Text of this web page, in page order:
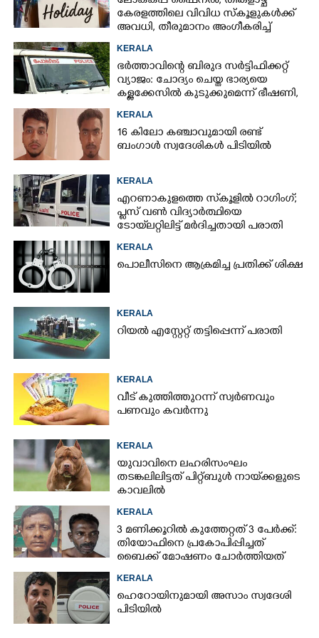
കേരളത്തിലെ വിവിധ സ്കൂളുകൾക്ക്
അവധി, തീരുമാനം അംഗീകരിച്ച്
രക്ഷിതാക്കൾ
KERALA
ഭർത്താവിന്റെ ബിരുദ സർട്ടിഫിക്കറ്റ്
വ്യാജം: ചോദ്യം ചെയ്ത ഭാര്യയെ
കള്ളക്കേസിൽ കുടുക്കുമെന്ന് ഭീഷണി,
കേസെടുത്തു
KERALA
16 കിലോ കഞ്ചാവുമായി രണ്ട്
ബംഗാൾ സ്വദേശികൾ പിടിയിൽ
KERALA
എറണാകുളത്തെ സ്‌കൂളിൽ റാഗിംഗ്;
പ്ലസ് വൺ വിദ്യാർത്ഥിയെ
ടോയ്‌ലറ്റിലിട്ട് മർദിച്ചതായി പരാതി
KERALA
പൊലീസിനെ ആക്രമിച്ച പ്രതിക്ക് ശിക്ഷ
KERALA
റിയൽ എസ്റ്റേറ്റ് തട്ടിപ്പെന്ന് പരാതി
KERALA
വീട് കുത്തിത്തുറന്ന് സ്വർണവും
പണവും കവർന്നു
KERALA
യുവാവിനെ ലഹരിസംഘം
തടങ്കലിലിട്ടത് പിറ്റ്ബുൾ നായ്‌ക്കളുടെ
കാവലിൽ
KERALA
3 മണിക്കൂറിൽ കുത്തേറ്റത് 3 പേർക്ക്:
തിയോഫിനെ പ്രകോപിപ്പിച്ചത്
ബൈക്ക് മോഷണം ചോർത്തിയത്
KERALA
ഹെറോയിനുമായി അസാം സ്വദേശി
പിടിയിൽ